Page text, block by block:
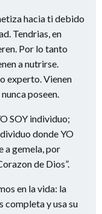
hacia ti debido
Tendri­as, en
Por lo tanto
a nutrirse.
experto. Vienen
poseen.
SOY individuo;
donde YO
a gemela, por
de Dios”.
en la vida: la
completa y usa su